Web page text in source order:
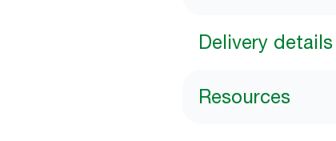
Delivery details
Resources